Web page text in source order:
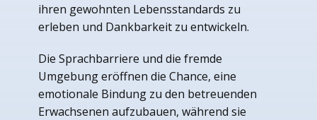
ihren gewohnten Lebensstandards zu
erleben und Dankbarkeit zu entwickeln.
Die Sprachbarriere und die fremde
Umgebung eröffnen die Chance, eine
emotionale Bindung zu den betreuenden
Erwachsenen aufzubauen, während sie